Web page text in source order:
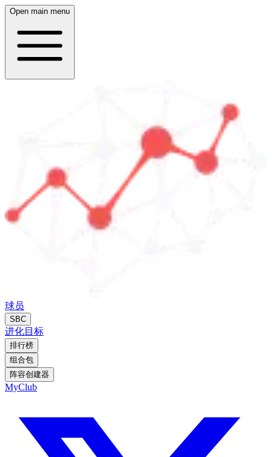
Open main menu
球员
SBC
进化目标
排行榜
组合包
阵容创建器
MyClub